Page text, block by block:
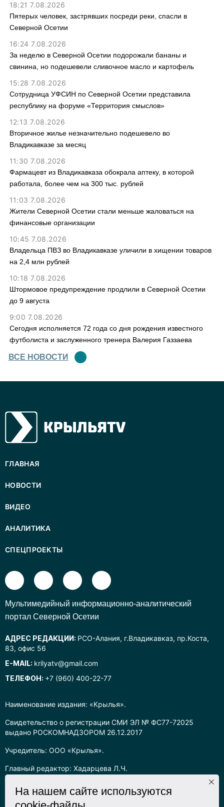
18:21 7.08.2026
Пятерых человек, застрявших посреди реки, спасли в
Северной Осетии
16:24 7.08.2026
За неделю в Северной Осетии подорожали бананы и
свинина, но подешевели сливочное масло и картофель
15:28 7.08.2026
Сотрудница УФСИН по Северной Осетии представила
республику на форуме «Территория смыслов»
12:13 7.08.2026
Вторичное жилье незначительно подешевело во
Владикавказе за месяц
11:30 7.08.2026
Фармацевт из Владикавказа обокрала аптеку, в которой
работала, более чем на 300 тыс. рублей
11:03 7.08.2026
Жители Северной Осетии стали меньше жаловаться на
финансовые организации
10:45 7.08.2026
Владельца ПВЗ во Владикавказе уличили в хищении товаров
на 2,4 млн рублей
10:18 7.08.2026
Штормовое предупреждение продлили в Северной Осетии
до 9 августа
9:00 7.08.2026
Сегодня исполняется 72 года со дня рождения известного
футболиста и заслуженного тренера Валерия Газзаева
ВСЕ НОВОСТИ
Наименование издания: «Крылья».
Свидетельство о регистрации СМИ ЭЛ № ФС77-72025
выдано РОСКОМНАДЗОРОМ 26.12.2017
Учредитель: ООО «Крылья».
Главный редактор: Хадарцева Л.Ч.
Информация на сайте предназначена для лиц старше 16 лет.
Все права на любые материалы, опубликованные на сайте,
ГЛАВНАЯ
НОВОСТИ
ВИДЕО
АНАЛИТИКА
СПЕЦПРОЕКТЫ
Mультимедийный информационно-аналитический
портал Северной Осетии
АДРЕС РЕДАКЦИИ: РСО-Алания, г.Владикавказ, пр.Коста,
83, офис 56
E-MAIL: krilyatv@gmail.com
ТЕЛЕФОН: +7 (960) 400-22-77
На нашем сайте используются